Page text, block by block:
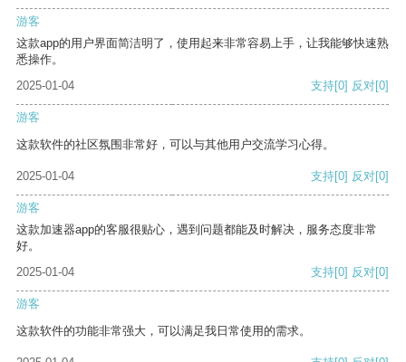
游客
这款app的用户界面简洁明了，使用起来非常容易上手，让我能够快速熟
悉操作。
2025-01-04
支持[0] 反对[0]
游客
这款软件的社区氛围非常好，可以与其他用户交流学习心得。
2025-01-04 支持[0] 反对[0]
游客
这款加速器app的客服很贴心，遇到问题都能及时解决，服务态度非常
好。
2025-01-04
支持[0] 反对[0]
游客
这款软件的功能非常强大，可以满足我日常使用的需求。